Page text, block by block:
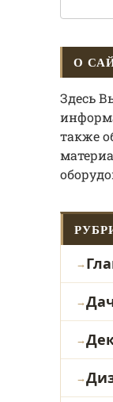
О
Здесь
также